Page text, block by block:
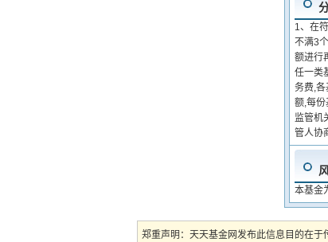
1、在
不满3
额进行
任一类
务费,
额,每
监管机
管人协
本基金
郑重声明：天天基金网发布此信息目的在